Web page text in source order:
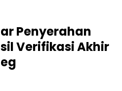
Penyerahan
Verifikasi Akhir